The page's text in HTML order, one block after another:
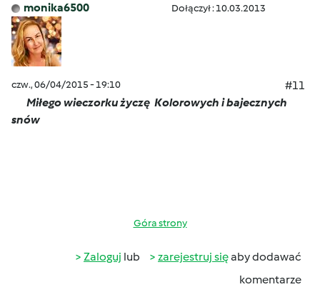
monika6500 Dołączył : 10.03.2013
czw., 06/04/2015 - 19:10
#11
Miłego wieczorku życzę Kolorowych i bajecznych
snów
Góra strony
Zaloguj lub zarejestruj sięaby dodawać
komentarze